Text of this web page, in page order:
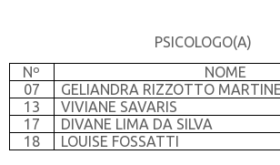
PSICOLOGO(A)
Nº
NOME
07
GELIANDRA RIZZOTTO
13
VIVIANE SAVARIS
17
DIVANE LIMA DA SILVA
18
LOUISE FOSSATTI